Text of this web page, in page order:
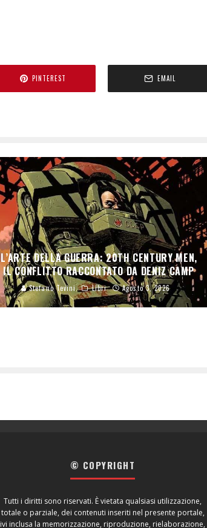
PINTEREST EMAIL
L’ARTE DELLA GUERRA: 20TH CENTURY MEN,
IL CONFLITTO RACCONTATO DA DENIZ CAMP
Stefano Tevini Libri Agosto 3, 2026
© COPYRIGHT
Tutti i diritti sono riservati. È vietata qualsiasi utilizzazione,
totale o parziale, dei contenuti inseriti nel presente portale,
ivi inclusa la memorizzazione, riproduzione, rielaborazione,